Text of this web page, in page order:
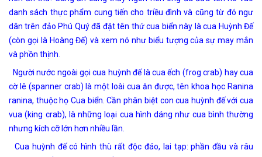
danh sách thực phẩm cung tiến cho triều đình và cũng từ đó ngư
dân trên đảo Phú Quý đã đặt tên thứ cua biển này là cua Huỳnh Đế
(còn gọi là Hoàng Đế) và xem nó như biểu tượng của sự may mắn
và phồn thịnh.
Người nước ngoài gọi cua huỳnh đế là cua ếch (frog crab) hay cua
cờ lê (spanner crab) là một loài cua ăn được, tên khoa học Ranina
ranina, thuộc họ Cua biển. Cần phân biệt con cua huỳnh đế với cua
vua (king crab), là những loại cua hình dáng như cua bình thường
nhưng kích cỡ lớn hơn nhiều lần.
Cua huỳnh đế có hình thù rất độc đáo, lai tạp: phần đầu và râu